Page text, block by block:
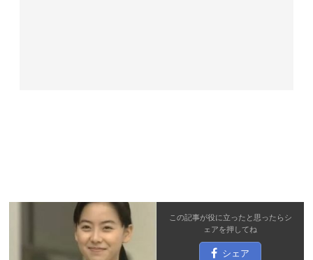
この記事が役に立ったと思ったらシ
ェアを押してね
シェア